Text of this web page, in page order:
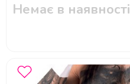
Немає в наявності